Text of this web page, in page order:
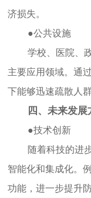
济损失。
●公共设施
学校、医院、
主要应用领域。通
下能够迅速疏散人
四、未来发展
●技术创新
随着科技的进
智能化和集成化。
功能，进一步提升